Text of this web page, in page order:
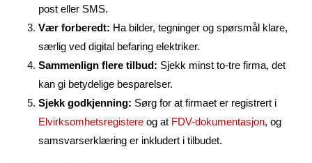
post eller SMS.
Vær forberedt: Ha bilder, tegninger og spørsmål klare,
særlig ved digital befaring elektriker.
Sammenlign flere tilbud: Sjekk minst to-tre firma, det
kan gi betydelige besparelser.
Sjekk godkjenning: Sørg for at firmaet er registrert i
Elvirksomhetsregistere og at FDV-dokumentasjon, og
samsvarserklæring er inkludert i tilbudet.